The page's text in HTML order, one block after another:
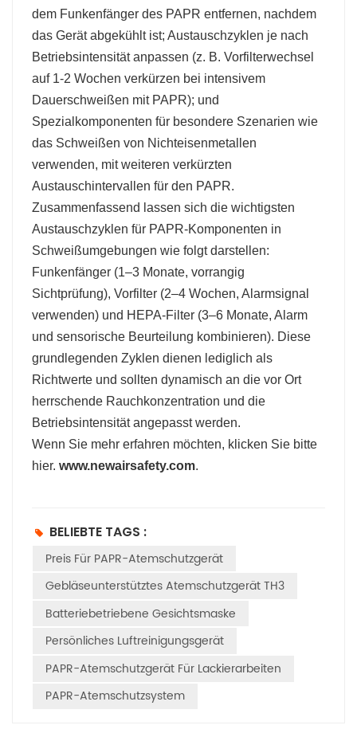
dem Funkenfänger des PAPR entfernen, nachdem
das Gerät abgekühlt ist; Austauschzyklen je nach
Betriebsintensität anpassen (z. B. Vorfilterwechsel
auf 1-2 Wochen verkürzen bei intensivem
Dauerschweißen mit PAPR); und
Spezialkomponenten für besondere Szenarien wie
das Schweißen von Nichteisenmetallen
verwenden, mit weiteren verkürzten
Austauschintervallen für den PAPR.
Zusammenfassend lassen sich die wichtigsten
Austauschzyklen für PAPR-Komponenten in
Schweißumgebungen wie folgt darstellen:
Funkenfänger (1–3 Monate, vorrangig
Sichtprüfung), Vorfilter (2–4 Wochen, Alarmsignal
verwenden) und HEPA-Filter (3–6 Monate, Alarm
und sensorische Beurteilung kombinieren). Diese
grundlegenden Zyklen dienen lediglich als
Richtwerte und sollten dynamisch an die vor Ort
herrschende Rauchkonzentration und die
Betriebsintensität angepasst werden.
Wenn Sie mehr erfahren möchten, klicken Sie bitte
hier. www.newairsafety.com.
BELIEBTE TAGS :
Preis Für PAPR-Atemschutzgerät
Gebläseunterstütztes Atemschutzgerät TH3
Batteriebetriebene Gesichtsmaske
Persönliches Luftreinigungsgerät
PAPR-Atemschutzgerät Für Lackierarbeiten
PAPR-Atemschutzsystem